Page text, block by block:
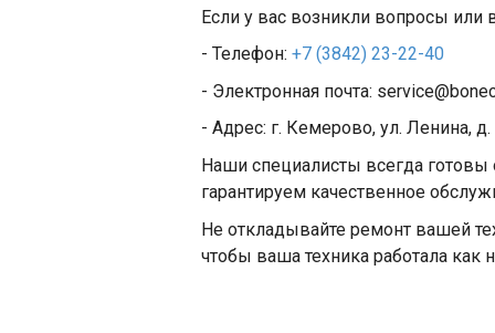
Если у вас возникли вопросы или
- Телефон: +7 (3842) 23-22-40
- Электронная почта:
- Адрес: г. Кемерово, ул. Ленина, д.
Наши специалисты всегда
гарантируем качественное
Не откладывайте ремонт вашей
чтобы ваша техника работала как